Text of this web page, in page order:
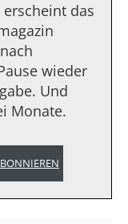
erscheint das
wieder
Und
Monate.